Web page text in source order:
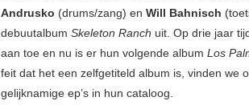
Andrusko (drums/zang) en Will Bahnisch
debuutalbum Skeleton Ranch uit. Op drie jaar
aan toe en nu is er hun volgende album Los
feit dat het een zelfgetiteld album is, vinden we
gelijknamige ep’s in hun cataloog.